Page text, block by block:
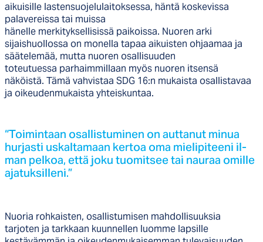
aikuisille lastensuojelulaitoksessa, häntä koskevissa
palavereissa tai muissa
hänelle merkityksellisissä paikoissa. Nuoren arki
sijaishuollossa on monella tapaa aikuisten ohjaamaa ja
säätelemää, mutta nuoren osallisuuden
toteutuessa parhaimmillaan myös nuoren itsensä
näköistä. Tämä vahvistaa SDG 16:n mukaista osallistavaa
ja oikeudenmukaista yhteiskuntaa.
“Toi­min­taan osal­lis­tu­mi­nen on aut­ta­nut mi­nua
hur­jas­ti us­kal­ta­maan ker­toa oma mie­li­pi­tee­ni il­
man pel­koa, et­tä jo­ku tuo­mit­see tai nau­raa omil­le
aja­tuk­sil­le­ni.”
Nuoria rohkaisten, osallistumisen mahdollisuuksia
tarjoten ja tarkkaan kuunnellen luomme lapsille